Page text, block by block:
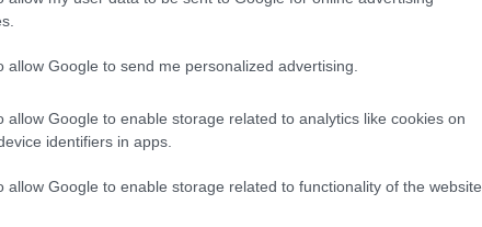
allow Google to send me personalized advertising.
allow Google to enable storage related to analytics like cookies on
identifiers in apps.
allow Google to enable storage related to functionality of the website
nagyobb súlyú projektként kezeli.
most hozza létre egységes játékos részlegét, a
a cég nagy IP-it komolyabb videojátékos formában
nem egyszerű licencjátékokban gondolkodnak,
sorozatok és streamingtartalmak mellett önálló
hangzik, a játékosok viszont végül úgyis azt nézik